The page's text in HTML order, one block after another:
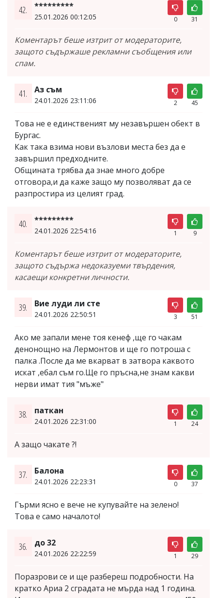
42. *********
25.01.2026 00:12:05 0 31
Коментарът беше изтрит от модераторите,
защото съдържаше рекламни съобщения или
спам.
41. Аз съм
24.01.2026 23:11:06 2 45
Това не е единственият му незавършен обект в
Бургас.
Как така взима нови възлови места без да е
завършил предходните.
Общината трябва да знае много добре
отговора,и да каже защо му позволяват да се
разпростира из целият град.
40. *********
24.01.2026 22:54:16 1 9
Коментарът беше изтрит от модераторите,
защото съдържа недоказуеми твърдения,
касаещи конкретни личности.
39. Вие луди ли сте
24.01.2026 22:50:51 3 51
Ако ме запали мене тоя кенеф ,ще го чакам
денонощно на Лермонтов и ще го потроша с
палка .После да ме вкарват в затвора каквото
искат ,ебал съм го.Ще го пръсна,не знам какви
нерви имат тия "мъже"
38. паткан
24.01.2026 22:31:00 1 24
А защо чакате ?!
37. Балона
24.01.2026 22:23:31 0 37
Гърми ясно е вече не купувайте на зелено!
Това е само началото!
36. до 32
24.01.2026 22:22:59 1 29
Поразрови се и ще разбереш подробности. На
кратко Ариа 2 сградата не мърда над 1 година.